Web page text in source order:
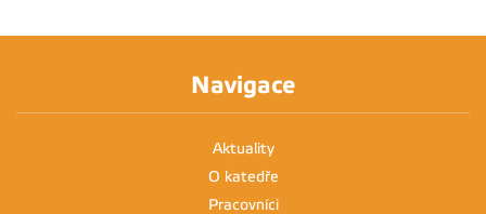
Navigace
Aktuality
O katedře
Pracovníci